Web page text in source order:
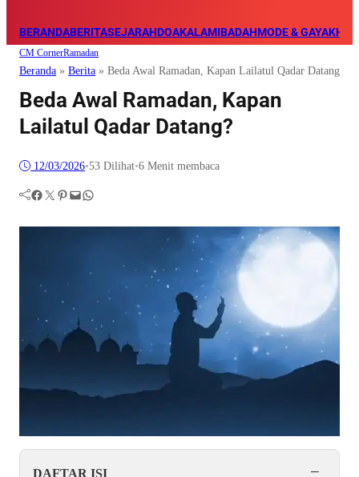
BERANDABERITASEJARAHDOAKALAMIBADAHMODE & GAYA
CM CornerRamadan
Beranda » Berita » Beda Awal Ramadan, Kapan Lailatul Qadar Datang?
Beda Awal Ramadan, Kapan
Lailatul Qadar Datang?
12/03/2026•53 Dilihat•6 Menit membaca
Facebook Twitter Pinterest Mail WhatsApp
DAFTAR ISI −